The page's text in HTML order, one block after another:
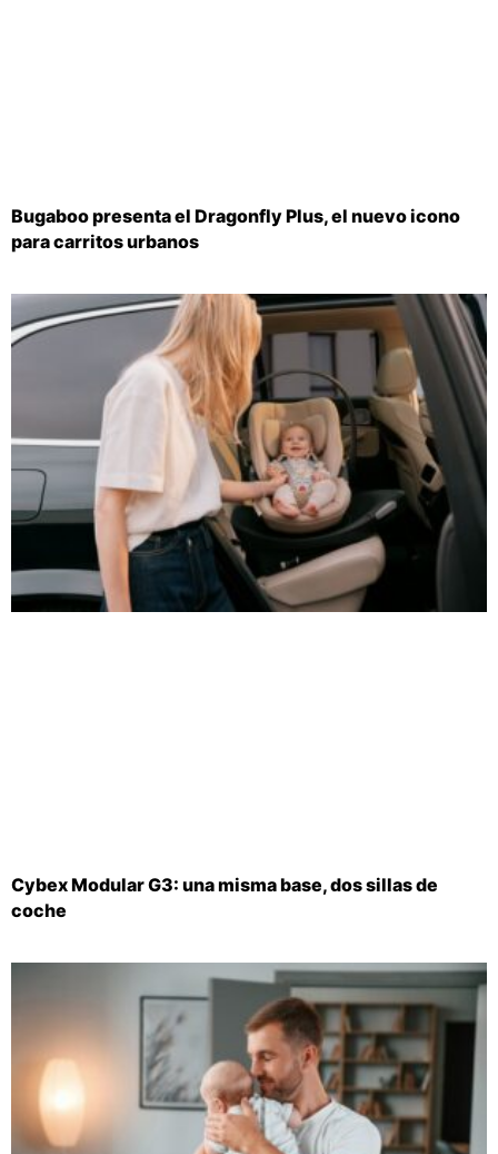
Bugaboo presenta el Dragonfly Plus, el nuevo icono
para carritos urbanos
Cybex Modular G3: una misma base, dos sillas de
coche